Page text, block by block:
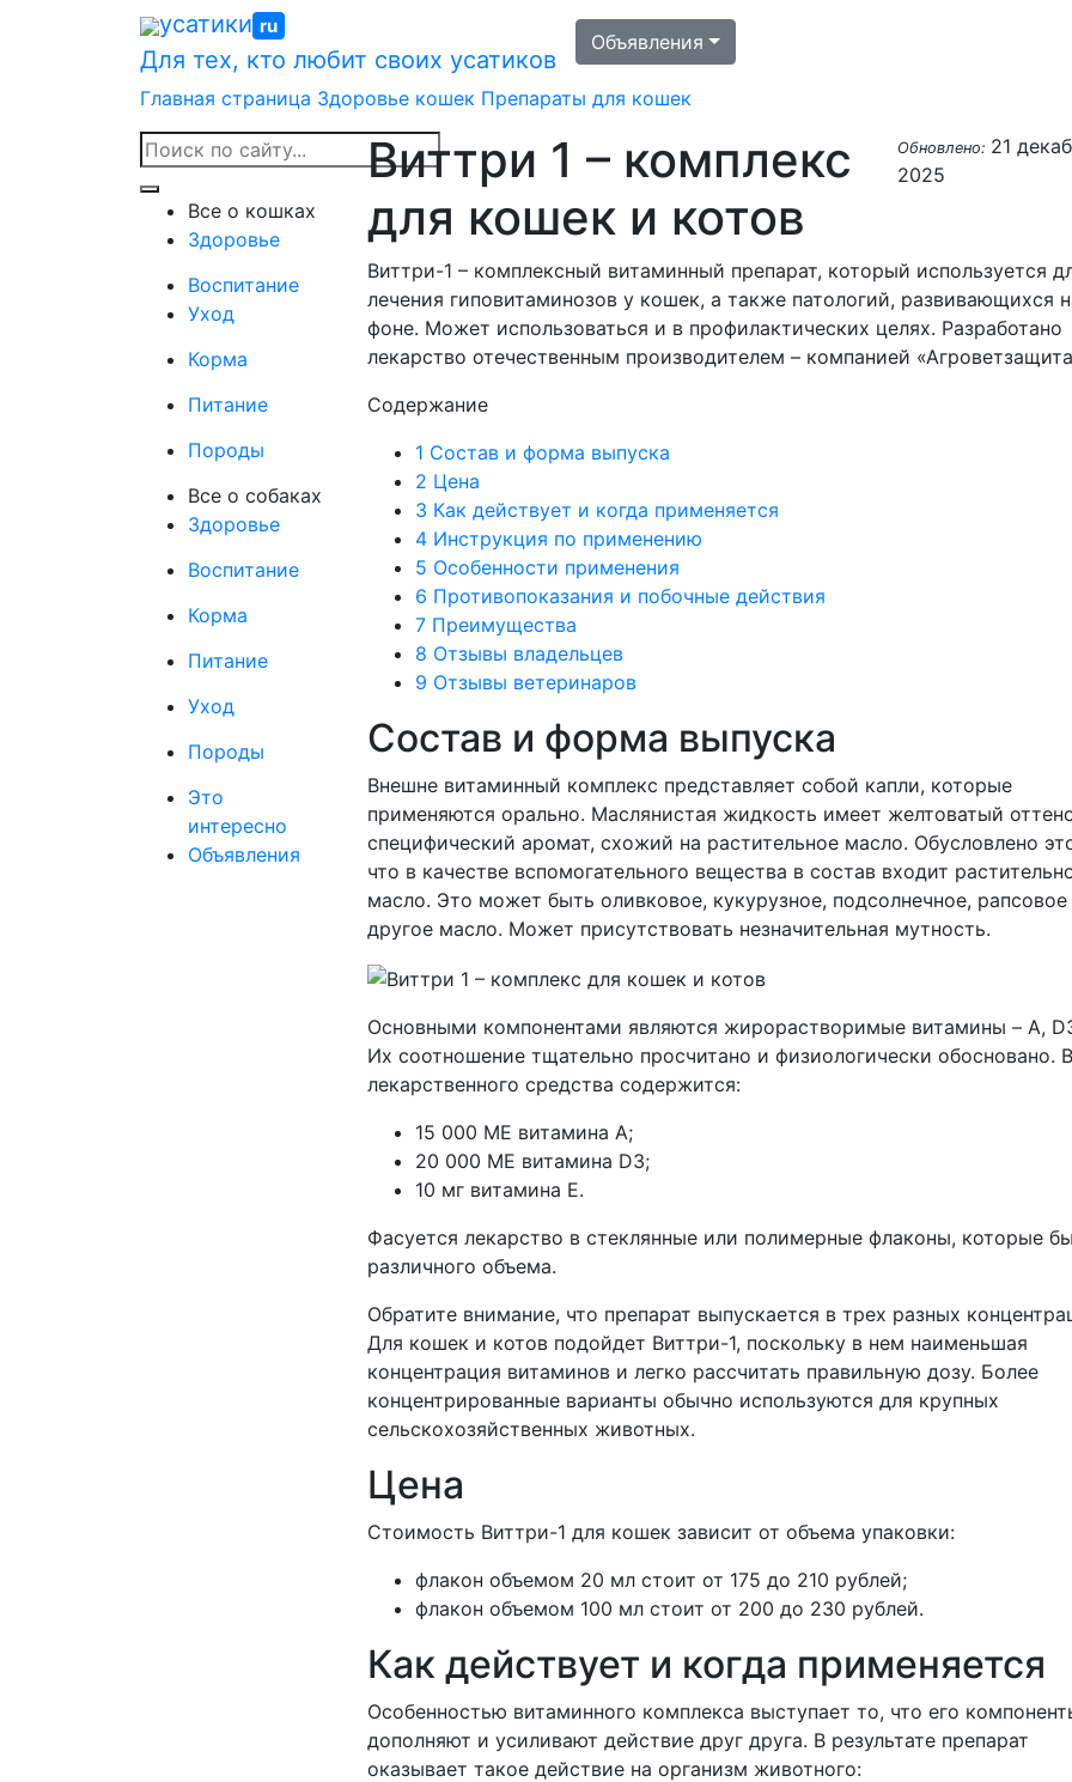
усатики ru
Для тех, кто любит своих усатиков
Объявления
Главная страница Здоровье кошек Препараты для кошек
Все о кошках
Здоровье
Воспитание
Уход
Корма
Питание
Породы
Все о собаках
Здоровье
Воспитание
Корма
Питание
Уход
Породы
Это
интересно
Объявления
Виттри 1 – комплекс
для кошек и котов
Обновлено: 21
2025
Виттри-1 – комплексный витаминный препарат, который используется
лечения гиповитаминозов у кошек, а также патологий, развивающихся
фоне. Может использоваться и в профилактических целях. Разработано
лекарство отечественным производителем – компанией
Содержание
1 Состав и форма выпуска
2 Цена
3 Как действует и когда применяется
4 Инструкция по применению
5 Особенности применения
6 Противопоказания и побочные действия
7 Преимущества
8 Отзывы владельцев
9 Отзывы ветеринаров
Состав и форма выпуска
Внешне витаминный комплекс представляет собой капли, которые
применяются орально. Маслянистая жидкость имеет желтоватый
специфический аромат, схожий на растительное масло. Обусловлено
что в качестве вспомогательного вещества в состав входит
масло. Это может быть оливковое, кукурузное, подсолнечное, рапсовое
другое масло. Может присутствовать незначительная мутность.
Основными компонентами являются жирорастворимые витамины – A,
Их соотношение тщательно просчитано и физиологически обосновано.
лекарственного средства содержится:
15 000 МЕ витамина A;
20 000 МЕ витамина D3;
10 мг витамина E.
Фасуется лекарство в стеклянные или полимерные флаконы, которые
различного объема.
Обратите внимание, что препарат выпускается в трех разных
Для кошек и котов подойдет Виттри-1, поскольку в нем наименьшая
концентрация витаминов и легко рассчитать правильную дозу. Более
концентрированные варианты обычно используются для крупных
сельскохозяйственных животных.
Цена
Стоимость Виттри-1 для кошек зависит от объема упаковки:
флакон объемом 20 мл стоит от 175 до 210 рублей;
флакон объемом 100 мл стоит от 200 до 230 рублей.
Как действует и когда применяется
Особенностью витаминного комплекса выступает то, что его
дополняют и усиливают действие друг друга. В результате препарат
оказывает такое действие на организм животного: